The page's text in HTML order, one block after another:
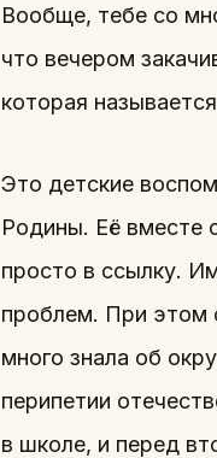
Вообще, тебе со
что вечером
которая
Это детские
Родины. Её вместе
просто в ссылку.
проблем. При этом
много знала об
перипетии
в школе, и перед